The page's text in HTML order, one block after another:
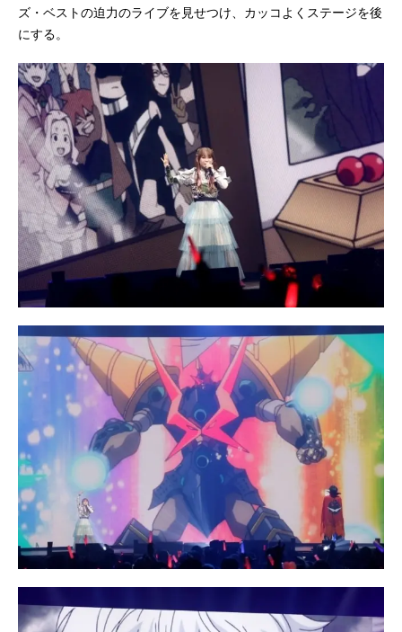
ズ・ベストの迫力のライブを見せつけ、カッコよくステージを後
にする。